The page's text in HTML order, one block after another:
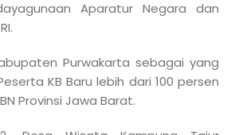
Aparatur Negara dan
Purwakarta sebagai yang
KB Baru lebih dari 100 persen
Provinsi Jawa Barat.